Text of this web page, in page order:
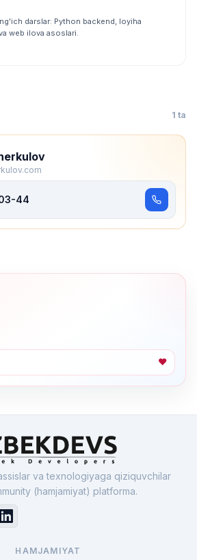
darslar: Python backend, loyiha
web ilova asoslari.
1 ta
44
❤
va texnologiyaga qiziquvchilar
(hamjamiyat) platforma.
HAMJAMIYAT